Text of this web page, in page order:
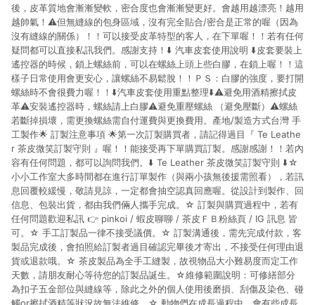
後，皮革質地會漸漸變軟，密合度也會漸漸變更好。會越用越漂亮！越用
越帥氣！⚠️但無縫線的包身區域，沒有完全貼合/密合是正常的喔（因為
沒有縫線的關係）！！可以接受皮革特型的客人，在下單喔！！若有任何
疑問都可以直接私訊我們。感謝支持！⬇️ 汽車皮套使用說明 ⬇️皮套要裝上
遙控器的時候，鎖上螺絲前，可以在螺絲上頭上些白膠，在鎖上喔！！這
樣子日常使用會更安心，讓螺絲不易鬆脫！！ＰＳ：白膠的強度，要打開
螺絲時不會很費力喔！！⬇️汽車皮套使用重點整理⬇️⚠️避免用酒精擦拭皮
革⚠️安裝遙控器時，螺絲請上白膠⚠️避免重壓螺絲 （避免壓斷）⚠️螺絲
若斷掉損壞，需更換螺絲需自付運費與更換費用。產地/製造方式台灣 手
工製作🌟 訂製注意事項 🌟第一次訂製購買者，請記得過目『 Te Leathe
r 茶皮微笑訂製守則 』喔！！能接受再下單購買訂製。感謝感謝！！若內
容有任何問題，都可以詢問我們。⬇️ Te Leather 茶皮微笑訂製守則 ⬇️☆
小小工作室大多時間都在進行訂單製作（與兩小孩無後援需照看），若訊
息回覆較緩慢，敬請見諒，一定都會抽空認真回應喔。從設計到製作、回
信息、包裝出貨，都由我們倆人攜手完成。☆ 訂製與購買過程中，若有
任何問題歡迎私訊 👉 pinkoi / 蝦皮聊聊 / 茶皮ＦＢ粉絲頁 / IG 訊息 皆
可。☆ 手工訂製品一律不接受議價。☆ 訂製溝通後，需先完成付款，客
製品完成後，會拍照給訂製者過目確認完畢後才寄出，不接受任何理由退
貨或退款哦。☆ 茶皮製品為全手工縫製，故視物品大小難易度而定工作
天數，請朋友耐心等待您的訂製品誕生。☆維修範圍說明：可修繕部分
為扣子五金部位與縫線等，除此之外的個人使用後磨損、刮傷及染色、碰